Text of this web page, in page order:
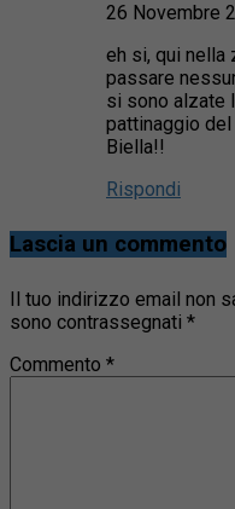
26 Novembre
eh si, qui nella
passare
si sono alzate
pattinaggio
Biella!!
Rispondi
Lascia un commento
Il tuo indirizzo email non
sono contrassegnati *
Commento *